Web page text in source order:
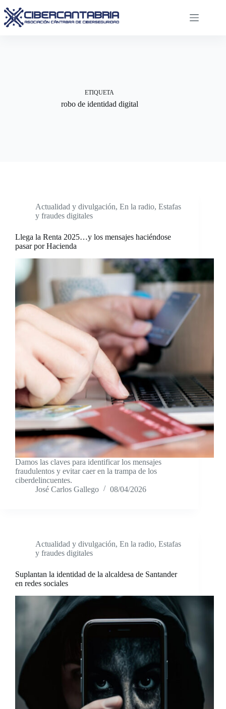
al
contenido
ETIQUETA
robo de identidad digital
Actualidad y divulgación, En la radio, Estafas
y fraudes digitales
Llega la Renta 2025…y los mensajes haciéndose
pasar por Hacienda
Damos las claves para identificar los mensajes
fraudulentos y evitar caer en la trampa de los
ciberdelincuentes.
José Carlos Gallego
08/04/2026
Actualidad y divulgación, En la radio, Estafas
y fraudes digitales
Suplantan la identidad de la alcaldesa de Santander
en redes sociales